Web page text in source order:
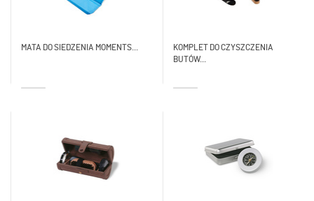
MATA DO SIEDZENIA MOMENTS...
KOMPLET DO CZYSZCZENIA
BUTÓW...